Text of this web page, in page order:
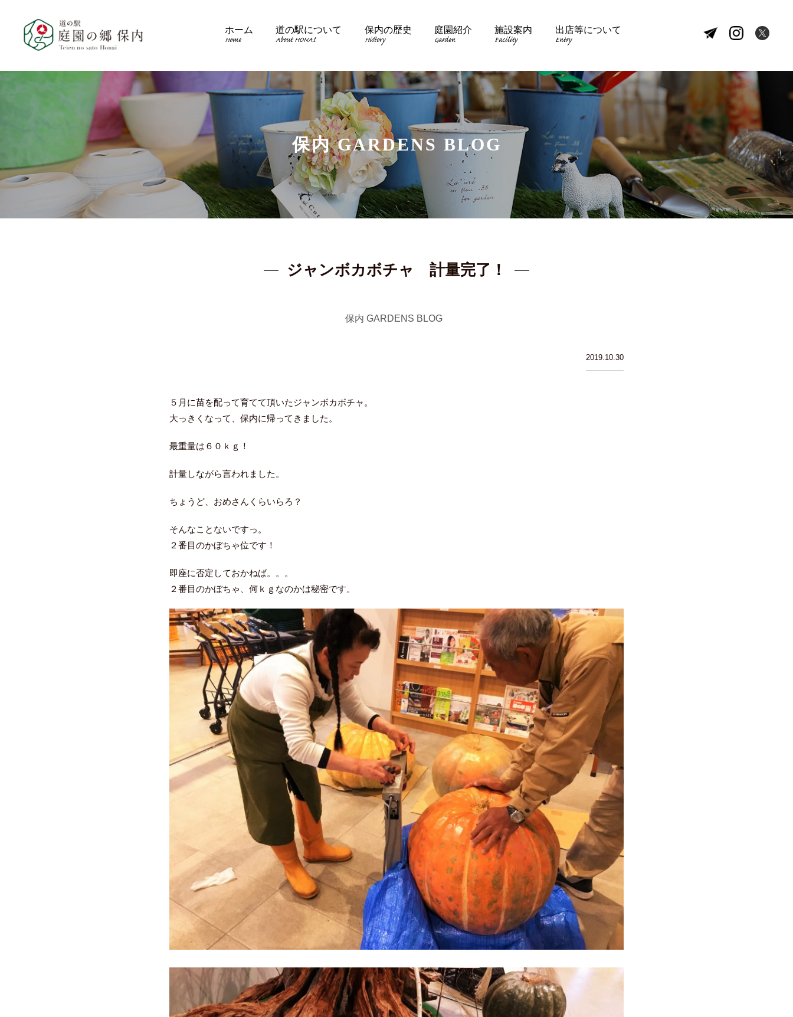
ホーム
Home
道の駅について
About HONAI
保内の歴史
History
庭園紹介
Garden
施設案内
Facility
出店等について
Entry
保内 GARDENS BLOG
ジャンボカボチャ 計量完了！
保内 GARDENS BLOG
2019.10.30
５月に苗を配って育てて頂いたジャンボカボチャ。
大っきくなって、保内に帰ってきました。
最重量は６０ｋｇ！
計量しながら言われました。
ちょうど、おめさんくらいらろ？
そんなことないですっ。
２番目のかぼちゃ位です！
即座に否定しておかねば。。。
２番目のかぼちゃ、何ｋｇなのかは秘密です。